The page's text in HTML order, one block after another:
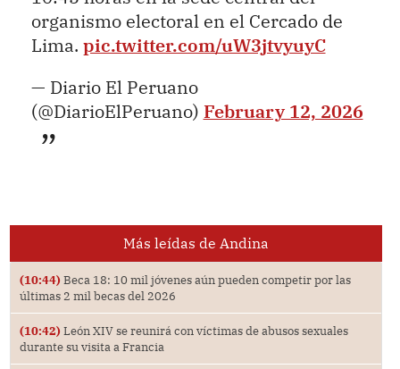
organismo electoral en el Cercado de
Lima. pic.twitter.com/uW3jtvyuyC
— Diario El Peruano
(@DiarioElPeruano) February 12, 2026
Más leídas de Andina
(10:44) Beca 18: 10 mil jóvenes aún pueden competir por las
últimas 2 mil becas del 2026
(10:42) León XIV se reunirá con víctimas de abusos sexuales
durante su visita a Francia